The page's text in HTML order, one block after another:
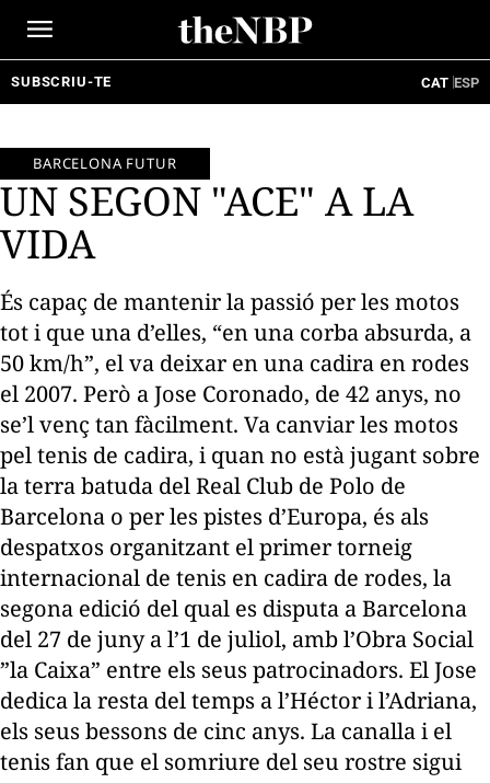
SUBSCRIU-TE CAT ESP
BARCELONA FUTUR
UN SEGON "ACE" A LA
VIDA
És capaç de mantenir la passió per les motos
tot i que una d’elles, “en una corba absurda, a
50 km/h”, el va deixar en una cadira en rodes
el 2007. Però a Jose Coronado, de 42 anys, no
se’l venç tan fàcilment. Va canviar les motos
pel tenis de cadira, i quan no està jugant sobre
la terra batuda del Real Club de Polo de
Barcelona o per les pistes d’Europa, és als
despatxos organitzant el primer torneig
internacional de tenis en cadira de rodes, la
segona edició del qual es disputa a Barcelona
del 27 de juny a l’1 de juliol, amb l’Obra Social
”la Caixa” entre els seus patrocinadors. El Jose
dedica la resta del temps a l’Héctor i l’Adriana,
els seus bessons de cinc anys. La canalla i el
tenis fan que el somriure del seu rostre sigui